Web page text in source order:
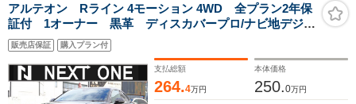
アルテオン Rライン 4モーション 4WD 全プラン2年保
証付 1オーナー 黒革 ディスカバープロ/ナビ地デジB
カメラ/カープレイ/ETC 衝突軽減 ブラインドスポット
モニター アンビエントライト パワーバックドア シ
ートヒーター LEDヘッドライト
販売店保証 購入プラン付
支払総額
264.4万円
本体価格
250.0万円